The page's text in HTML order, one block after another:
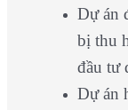
Dự án
bị thu
đầu tư
Dự án